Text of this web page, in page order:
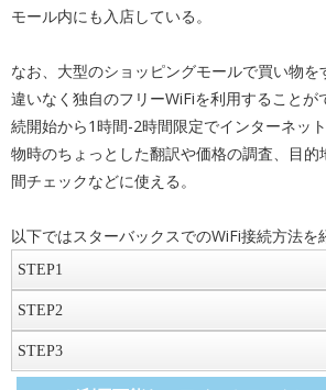
モール内にも入店している。
なお、大型のショッピングモールで買い物を
違いなく独自のフリーWiFiを利用することが
続開始から1時間-2時間限定でインターネッ
物時のちょっとした翻訳や価格の調査、目
間チェックなどに使える。
以下ではスターバックスでのWiFi接続方法を
STEP1
WiFiを提供しているスポットを探す
スターバックスはワイキキだけでも8店舗以
ビレッジとロイヤルハワイアンセンターにあ
WiFiに接続することもできる。
STEP2
接続
接続の手順は以下の通り。
STEP3
インターネット利用